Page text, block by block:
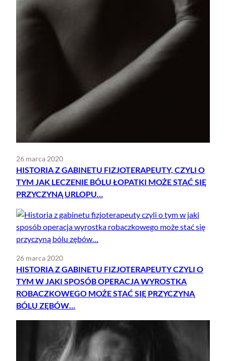
26 marca 2020
HISTORIA Z GABINETU FIZJOTERAPEUTY, CZYLI O
TYM JAK LECZENIE BÓLU ŁOPATKI MOŻE STAĆ SIĘ
PRZYCZYNĄ URLOPU…
26 marca 2020
HISTORIA Z GABINETU FIZJOTERAPEUTY CZYLI O
TYM W JAKI SPOSÓB OPERACJA WYROSTKA
ROBACZKOWEGO MOŻE STAĆ SIĘ PRZYCZYNĄ
BÓLU ZĘBÓW…